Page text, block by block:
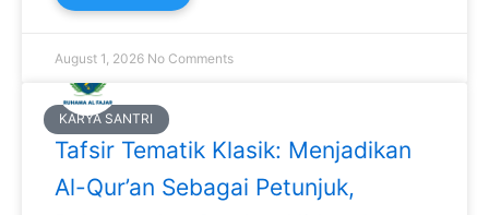
August 1, 2026 No Comments
KARYA SANTRI
Tafsir Tematik Klasik: Menjadikan
Al-Qur’an Sebagai Petunjuk,